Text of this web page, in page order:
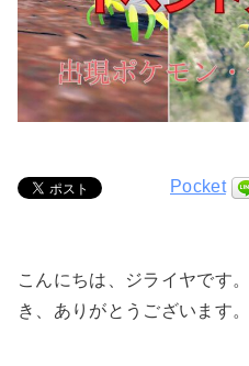
Pocket
こんにちは、ジライヤです
き、ありがとうございます。